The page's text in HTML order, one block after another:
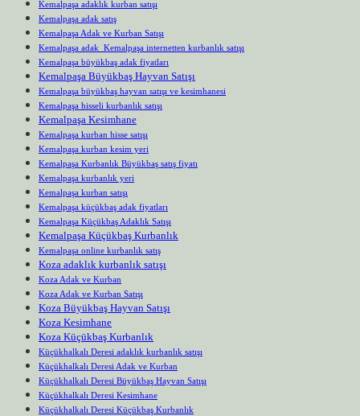
Kemalpaşa adaklık kurban satışı
Kemalpaşa adak satış
Kemalpaşa Adak ve Kurban Satışı
Kemalpaşa adak Kemalpaşa internetten kurbanlık satışı
Kemalpaşa büyükbaş adak fiyatları
Kemalpaşa Büyükbaş Hayvan Satışı
Kemalpaşa büyükbaş hayvan satışı ve kesimhanesi
Kemalpaşa hisseli kurbanlık satışı
Kemalpaşa Kesimhane
Kemalpaşa kurban hisse satışı
Kemalpaşa kurban kesim yeri
Kemalpaşa Kurbanlık Büyükbaş satış fiyatı
Kemalpaşa kurbanlık yeri
Kemalpaşa kurban satışı
Kemalpaşa küçükbaş adak fiyatları
Kemalpaşa Küçükbaş Adaklık Satışı
Kemalpaşa Küçükbaş Kurbanlık
Kemalpaşa online kurbanlık satış
Koza adaklık kurbanlık satışı
Koza Adak ve Kurban
Koza Adak ve Kurban Satışı
Koza Büyükbaş Hayvan Satışı
Koza Kesimhane
Koza Küçükbaş Kurbanlık
Küçükhalkalı Deresi adaklık kurbanlık satışı
Küçükhalkalı Deresi Adak ve Kurban
Küçükhalkalı Deresi Büyükbaş Hayvan Satışı
Küçükhalkalı Deresi Kesimhane
Küçükhalkalı Deresi Küçükbaş Kurbanlık